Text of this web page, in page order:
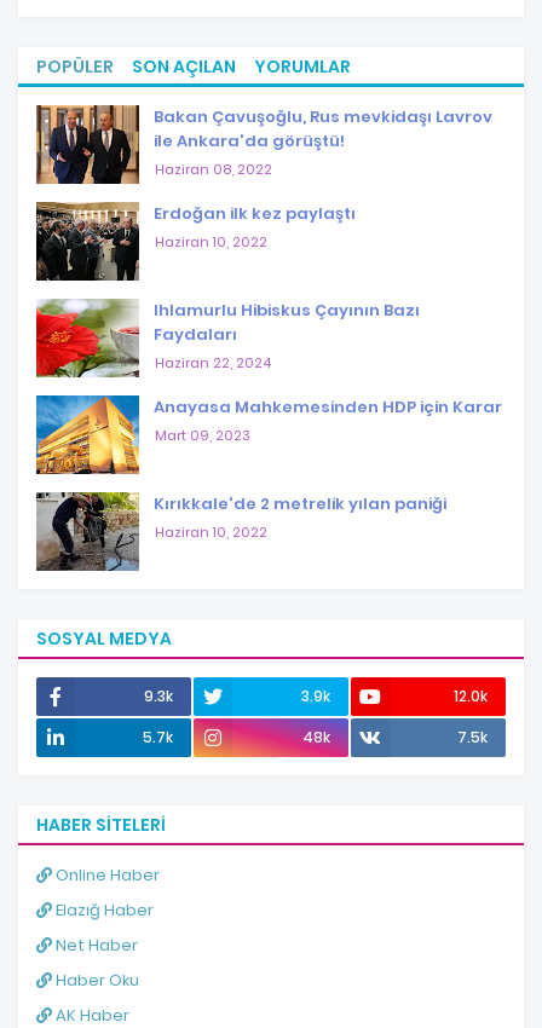
POPÜLER SON AÇILAN YORUMLAR
Bakan Çavuşoğlu, Rus mevkidaşı Lavrov
ile Ankara'da görüştü!
Haziran 08, 2022
Erdoğan ilk kez paylaştı
Haziran 10, 2022
Ihlamurlu Hibiskus Çayının Bazı
Faydaları
Haziran 22, 2024
Anayasa Mahkemesinden HDP için Karar
Mart 09, 2023
Kırıkkale'de 2 metrelik yılan paniği
Haziran 10, 2022
SOSYAL MEDYA
9.3k 3.9k
12.0k
5.7k
48k 7.5k
HABER SITELERI
Online Haber
Elazığ Haber
Net Haber
Haber Oku
AK Haber